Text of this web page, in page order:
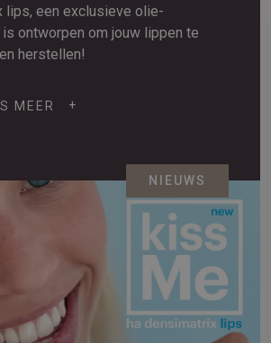
lips, een exclusieve olie-
ontworpen om jouw lippen te
herstellen!
MEER
NIEUWS